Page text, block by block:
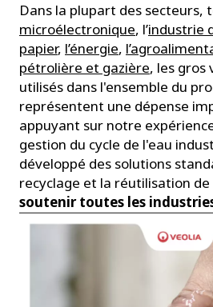
Dans la plupart des secteurs,
microélectronique, l’industrie
papier, l’énergie,
pétrolière et gazière, les gros
utilisés dans l'ensemble du
représentent une dépense
appuyant sur notre
gestion du cycle de l'eau
développé des solutions
recyclage et la réutilisation de
soutenir toutes les